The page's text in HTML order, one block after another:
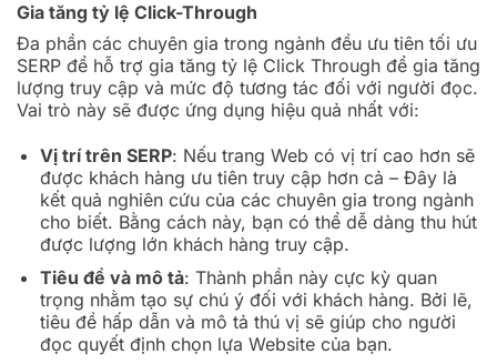
Gia tăng tỷ lệ Click-Through
Đa phần các chuyên gia trong ngành đều ưu tiên tối ưu
SERP để hỗ trợ gia tăng tỷ lệ Click Through để gia tăng
lượng truy cập và mức độ tương tác đối với người đọc.
Vai trò này sẽ được ứng dụng hiệu quả nhất với:
Vị trí trên SERP: Nếu trang Web có vị trí cao hơn sẽ
được khách hàng ưu tiên truy cập hơn cả – Đây là
kết quả nghiên cứu của các chuyên gia trong ngành
cho biết. Bằng cách này, bạn có thể dễ dàng thu hút
được lượng lớn khách hàng truy cập.
Tiêu đề và mô tả: Thành phần này cực kỳ quan
trọng nhằm tạo sự chú ý đối với khách hàng. Bởi lẽ,
tiêu đề hấp dẫn và mô tả thú vị sẽ giúp cho người
đọc quyết định chọn lựa Website của bạn.